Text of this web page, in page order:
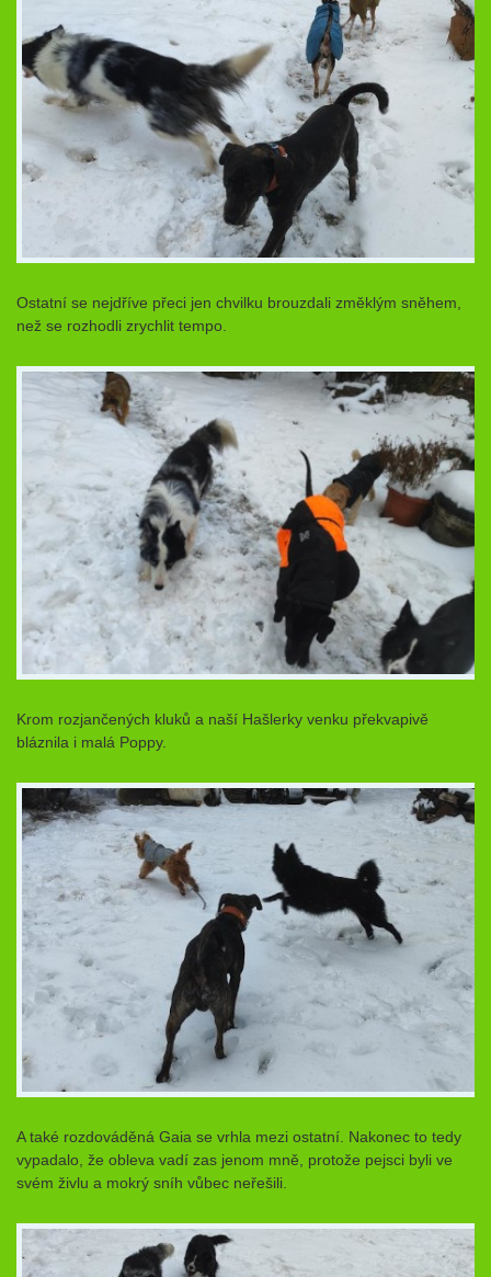
Ostatní se nejdříve přeci jen chvilku brouzdali změklým sněhem,
než se rozhodli zrychlit tempo.
Krom rozjančených kluků a naší Hašlerky venku překvapivě
bláznila i malá Poppy.
A také rozdováděná Gaia se vrhla mezi ostatní. Nakonec to tedy
vypadalo, že obleva vadí zas jenom mně, protože pejsci byli ve
svém živlu a mokrý sníh vůbec neřešili.